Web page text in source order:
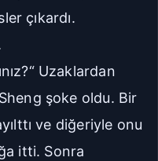
çıkardı.
Uzaklardan
şoke oldu. Bir
ve diğeriyle onu
itti. Sonra